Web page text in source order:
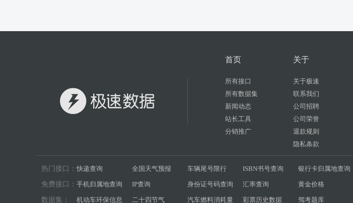
首页
所有接口
所有数据集
新闻动态
站长工具
分销推广
关于
关于极速
联系我们
公司招聘
公司荣誉
退款规则
隐私条款
热门接口： 快递查询 全国天气预报 车辆尾号限行 ISBN书号查询 银行卡归属地查询
免费接口： 手机归属地查询 IP查询 身份证号码查询 汇率查询 黄金价格
数据集： 机动车环保信息 二十四节气 汽车燃料消耗量 彩票历史数据 驾考题库